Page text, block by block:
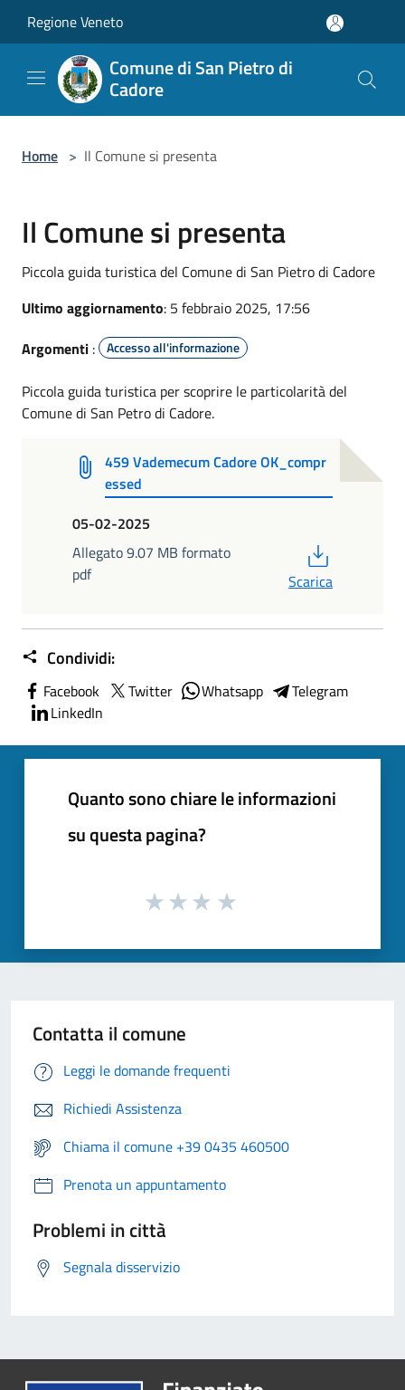
Regione Veneto
Comune di San Pietro di
Cadore
Home > Il Comune si presenta
Il Comune si presenta
Piccola guida turistica del Comune di San Pietro di Cadore
Ultimo aggiornamento: 5 febbraio 2025, 17:56
Argomenti : Accesso all'informazione
Piccola guida turistica per scoprire le particolarità del
Comune di San Petro di Cadore.
459 Vademecum Cadore OK_compr
essed
05-02-2025
Allegato 9.07 MB formato
pdf
Scarica
Condividi:
Facebook Twitter Whatsapp
Telegram
LinkedIn
Quanto sono chiare le informazioni
su questa pagina?
Contatta il comune
Leggi le domande frequenti
Richiedi Assistenza
Chiama il comune +39 0435 460500
Prenota un appuntamento
Problemi in città
Segnala disservizio